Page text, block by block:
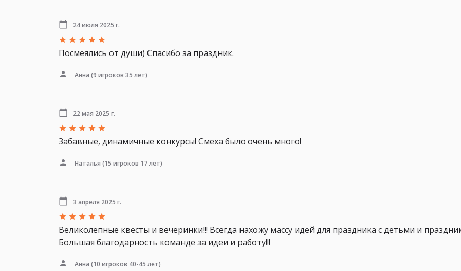
24 июля 2025 г.
Посмеялись от души) Спасибо за праздник.
Анна (9 игроков 35 лет)
22 мая 2025 г.
Забавные, динамичные конкурсы! Смеха было очень много!
Наталья (15 игроков 17 лет)
3 апреля 2025 г.
Великолепные квесты и вечеринки!!! Всегда нахожу массу идей для праздника с детьми и
Большая благодарность команде за идеи и работу!!!
Анна (10 игроков 40-45 лет)